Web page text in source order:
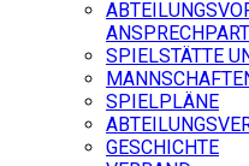
SPIELSTÄTTE
SPIELPLÄNE
GESCHICHTE